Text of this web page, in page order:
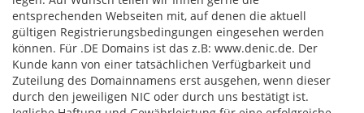
entsprechenden Webseiten mit, auf denen die aktuell
gültigen Registrierungsbedingungen eingesehen werden
können. Für .DE Domains ist das z.B: www.denic.de. Der
Kunde kann von einer tatsächlichen Verfügbarkeit und
Zuteilung des Domainnamens erst ausgehen, wenn dieser
durch den jeweiligen NIC oder durch uns bestätigt ist.